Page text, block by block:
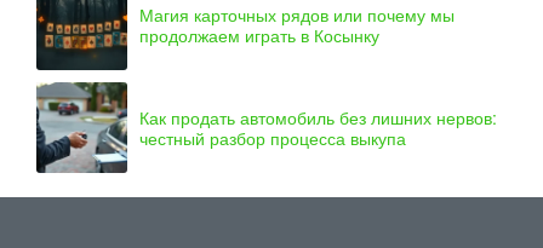
Магия карточных рядов или почему мы
продолжаем играть в Косынку
Как продать автомобиль без лишних нервов:
честный разбор процесса выкупа